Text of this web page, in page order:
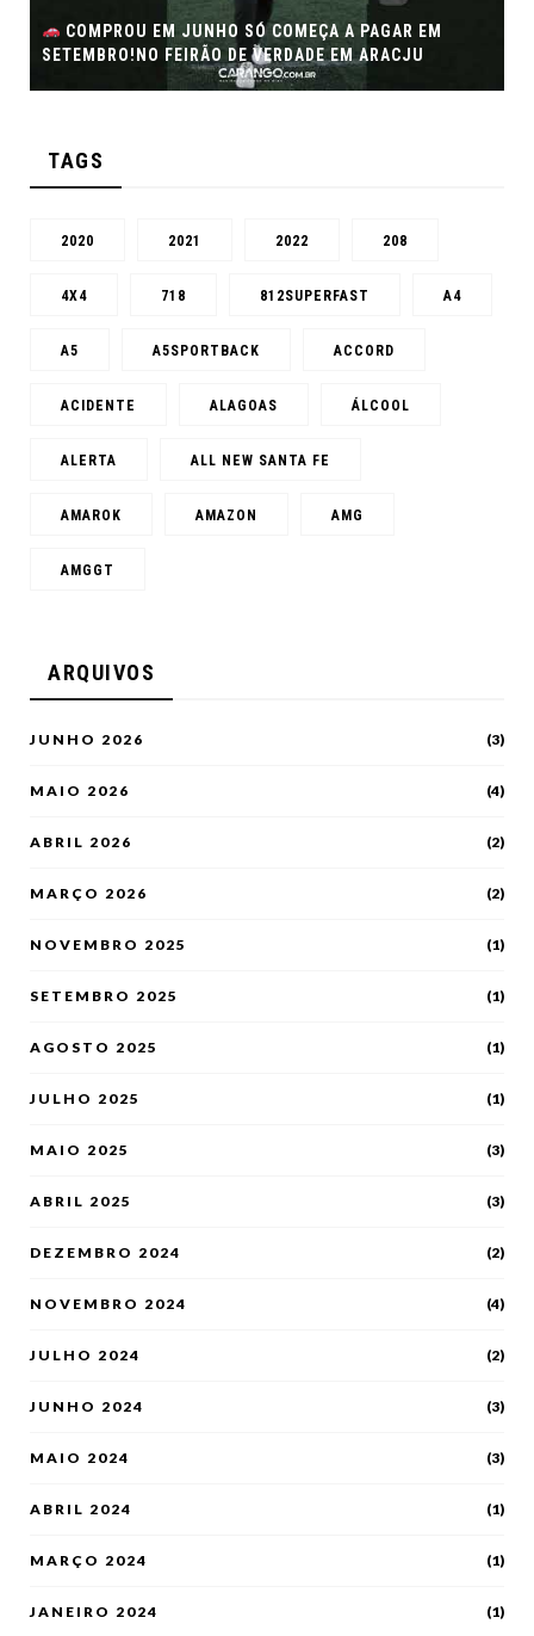
A PAGAR EM
EM ARACJU
SE TEM COPA, TEM FEIRÃO DE
DE SEMINOVOS EM ALTA – ARACAJU
TAGS
2020 2021 2022 208
4X4 718 812SUPERFAST A4
A5 A5SPORTBACK ACCORD
ACIDENTE ALAGOAS ÁLCOOL
ALERTA ALL NEW SANTA FE
AMAROK AMAZON AMG
AMGGT
ARQUIVOS
JUNHO 2026 (3)
MAIO 2026 (4)
ABRIL 2026 (2)
MARÇO 2026 (2)
NOVEMBRO 2025 (1)
SETEMBRO 2025 (1)
AGOSTO 2025 (1)
JULHO 2025 (1)
MAIO 2025 (3)
ABRIL 2025 (3)
DEZEMBRO 2024 (2)
NOVEMBRO 2024 (4)
JULHO 2024 (2)
JUNHO 2024 (3)
MAIO 2024 (3)
ABRIL 2024 (1)
MARÇO 2024 (1)
JANEIRO 2024 (1)